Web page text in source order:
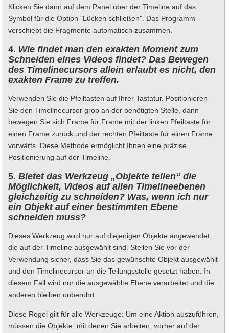
Klicken Sie dann auf dem Panel über der Timeline auf das
Symbol für die Option "Lücken schließen". Das Programm
verschiebt die Fragmente automatisch zusammen.
4. Wie findet man den exakten Moment zum
Schneiden eines Videos findet? Das Bewegen
des Timelineсursors allein erlaubt es nicht, den
exakten Frame zu treffen.
Verwenden Sie die Pfeiltasten auf Ihrer Tastatur. Positionieren
Sie den Timelinecursor grob an der benötigten Stelle, dann
bewegen Sie sich Frame für Frame mit der linken Pfeiltaste für
einen Frame zurück und der rechten Pfeiltaste für einen Frame
vorwärts. Diese Methode ermöglicht Ihnen eine präzise
Positionierung auf der Timeline.
5. Bietet das Werkzeug „Objekte teilen“ die
Möglichkeit, Videos auf allen Timelineebenen
gleichzeitig zu schneiden? Was, wenn ich nur
ein Objekt auf einer bestimmten Ebene
schneiden muss?
Dieses Werkzeug wird nur auf diejenigen Objekte angewendet,
die auf der Timeline ausgewählt sind. Stellen Sie vor der
Verwendung sicher, dass Sie das gewünschte Objekt ausgewählt
und den Timelinecursor an die Teilungsstelle gesetzt haben. In
diesem Fall wird nur die ausgewählte Ebene verarbeitet und die
anderen bleiben unberührt.
Diese Regel gilt für alle Werkzeuge: Um eine Aktion auszuführen,
müssen die Objekte, mit denen Sie arbeiten, vorher auf der